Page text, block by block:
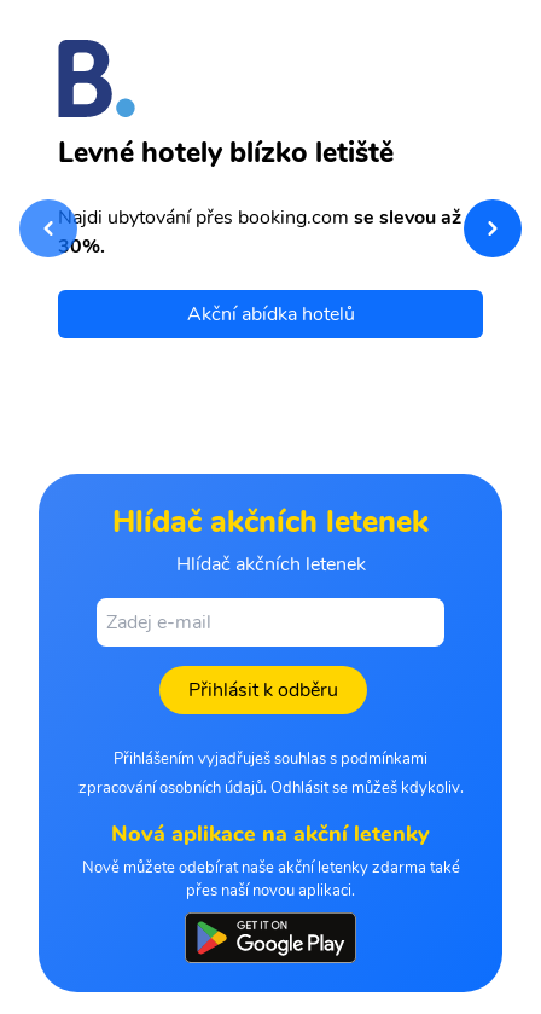
Levné hotely blízko letiště
Najdi ubytování přes booking.com se slevou až
30%.
Akční abídka hotelů
Hlídač akčních letenek
Hlídač akčních letenek
Přihlásit k odběru
Přihlášením vyjadřuješ souhlas s podmínkami
zpracování osobních údajů. Odhlásit se můžeš kdykoliv.
Nová aplikace na akční letenky
Nově můžete odebírat naše akční letenky zdarma také
přes naší novou aplikaci.